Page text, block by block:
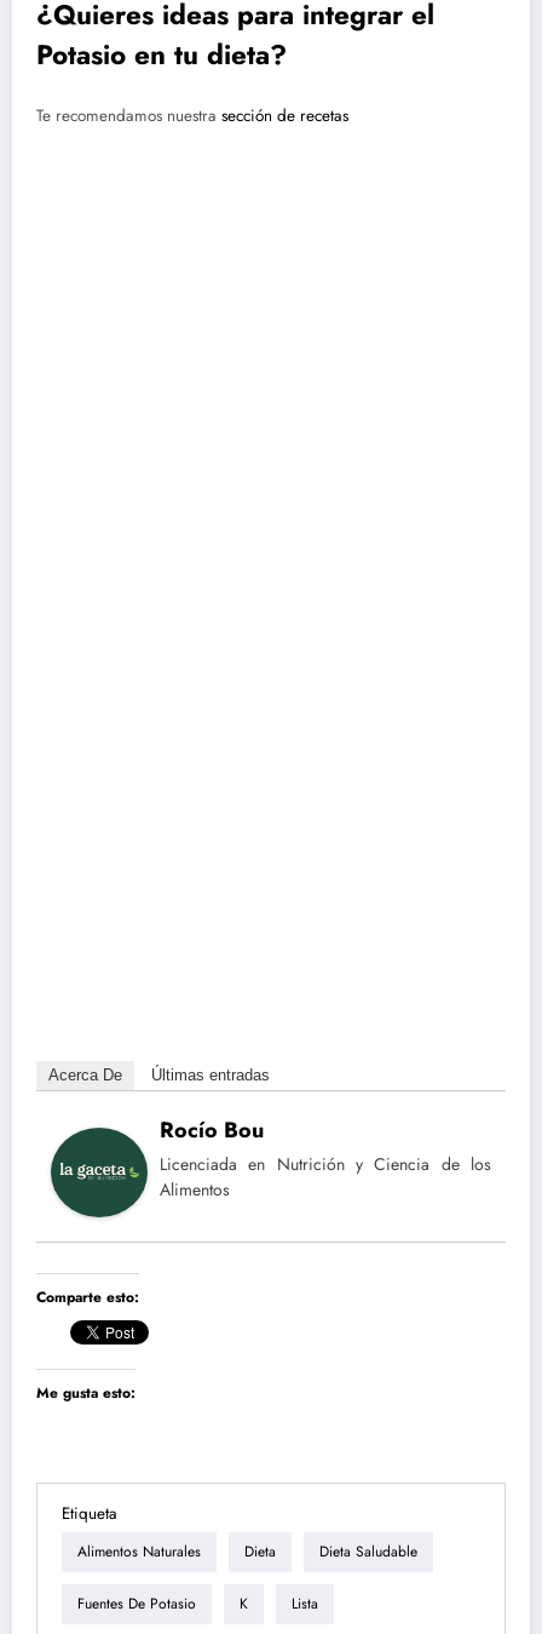
¿Quieres ideas para integrar el
Potasio en tu dieta?
Te recomendamos nuestra sección de recetas
Acerca De Últimas entradas
Rocío Bou
Licenciada en Nutrición y Ciencia de los
Alimentos
Comparte esto:
Me gusta esto:
Etiqueta
Alimentos Naturales Dieta Dieta Saludable
Fuentes De Potasio K Lista